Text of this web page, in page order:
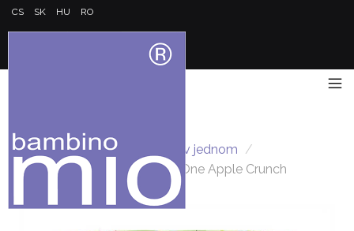
CS SK HU RO
Hlavná stránka Všetko v jednom /
Miosolo látková plienka All In One Apple Crunch